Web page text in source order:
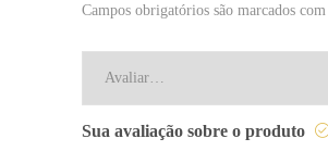
Campos obrigatórios são marcados com
Sua avaliação sobre o produto